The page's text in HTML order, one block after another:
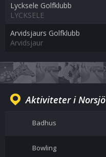
Lycksele Golfklubb
LYCKSELE
Arvidsjaurs Golfklubb
Arvidsjaur
Aktiviteter i Norsjö
Badhus
Bowling